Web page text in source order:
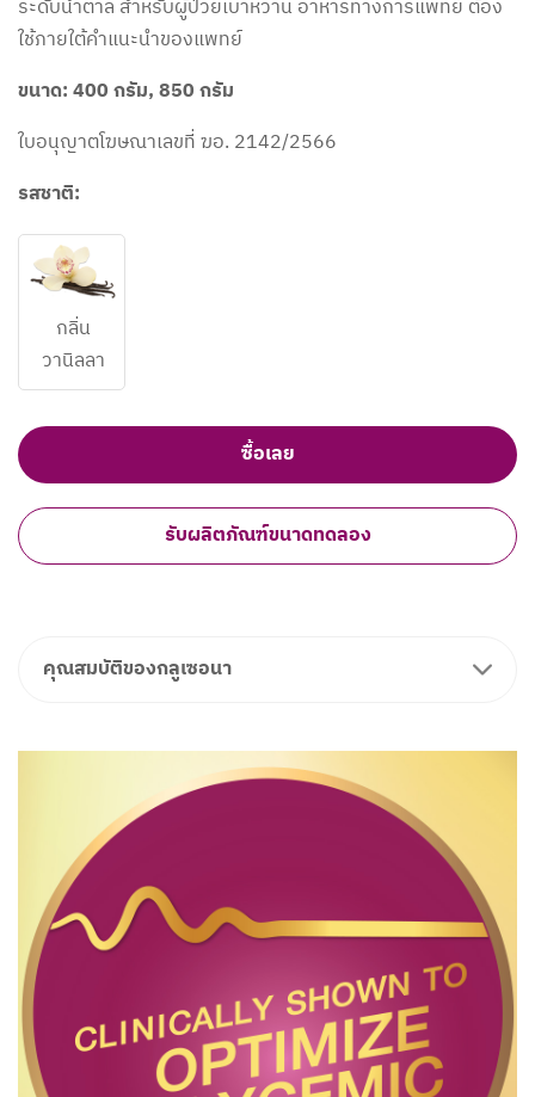
ระดับน้ำตาล สำหรับผู้ป่วยเบาหวาน อาหารทางการแพทย์ ต้อง
ใช้ภายใต้คำแนะนำของแพทย์
ขนาด: 400 กรัม, 850 กรัม
ใบอนุญาตโฆษณาเลขที่ ฆอ. 2142/2566
รสชาติ:
กลิ่น
วานิลลา​
ซื้อเลย
รับผลิตภัณฑ์ขนาดทดลอง
คุณสมบัติของกลูเซอนา